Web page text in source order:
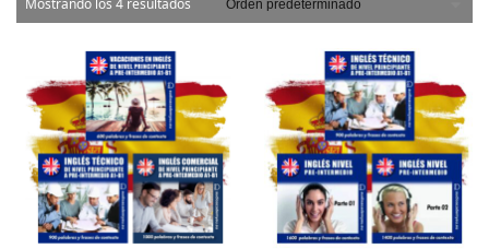
Mostrando los 4 resultados